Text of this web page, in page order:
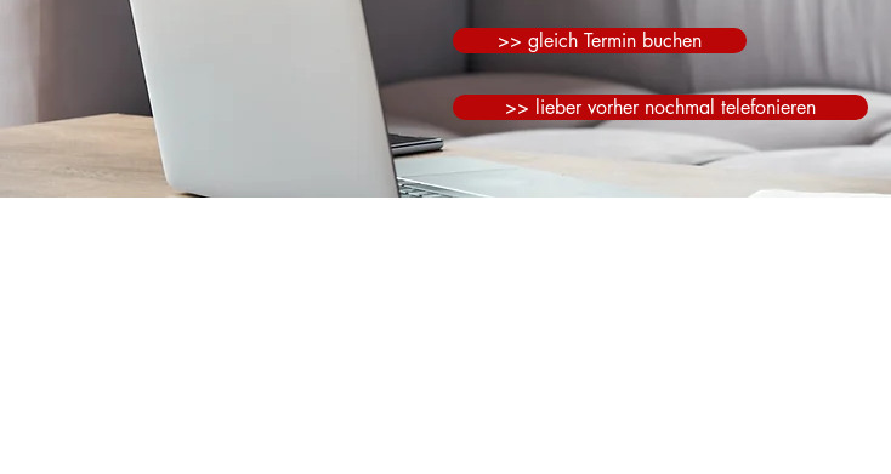
>> gleich Termin buchen
>> lieber vorher nochmal telefonieren